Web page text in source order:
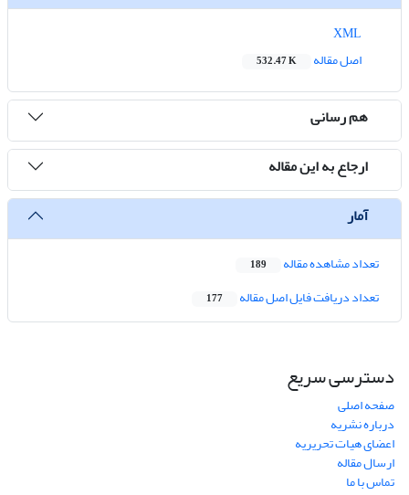
اصل مقاله
532.47 K
هم رسانی
ارجاع به این مقاله
آمار
تعداد مشاهده مقاله 189
تعداد دریافت فایل اصل مقاله 177
دسترسی سریع
صفحه اصلی
درباره نشریه
اعضای هیات تحریریه
ارسال مقاله
تماس با ما